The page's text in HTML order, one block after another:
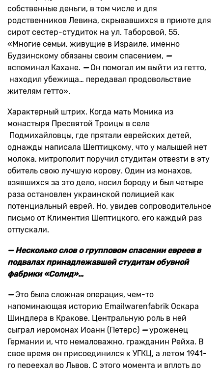
собственные деньги, в том числе и для
родственников Левина, скрывавшихся в приюте для
сирот сестер-студиток на ул. Таборовой, 55.
«Многие семьи, живущие в Израиле, именно
Будзинскому обязаны своим спасением, —
вспоминал Кахане. —Он помогал им выйти из гетто,
находил убежища… передавал продовольствие
жителям гетто».
Характерный штрих. Когда мать Моника из
монастыря Пресвятой Троицы в селе
Подмихайловцы, где прятали еврейских детей,
однажды написала Шептицкому, что у малышей нет
молока, митрополит поручил студитам отвезти в эту
обитель свою лучшую корову. Один из монахов,
взявшихся за это дело, носил бороду и был четыре
раза остановлен украинской полицией как
потенциальный еврей. Но, увидев сопроводительное
письмо от Климентия Шептицкого, его каждый раз
отпускали.
— Несколько слов о групповом спасении евреев в
подвалах принадлежавшей студитам обувной
фабрики «Солид»…
—Это была сложная операция, чем-то
напоминающая историю Emailwarenfabrik Оскара
Шиндлера в Кракове. Центральную роль в ней
сыграл иеромонах Иоанн (Петерс) —уроженец
Германии и, что немаловажно, гражданин Рейха. В
свое время он присоединился к УГКЦ, а летом 1941-
го переехал во Львов. С этого момента и вплоть до